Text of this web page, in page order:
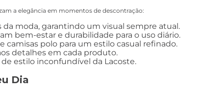
a elegância em momentos de descontração:
moda, garantindo um visual sempre atual.
bem-estar e durabilidade para o uso diário.
polo para um estilo casual refinado.
detalhes em cada produto.
estilo inconfundível da Lacoste.
Dia